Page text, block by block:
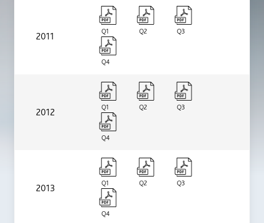
2011 Q1 Q2 Q3
Q4
2012 Q1 Q2 Q3
Q4
2013 Q1 Q2 Q3
Q4